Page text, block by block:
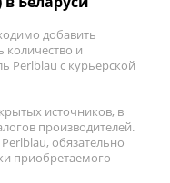
добавить
количество и
Perlblau с курьерской
источников, в
производителей.
обязательно
приобретаемого